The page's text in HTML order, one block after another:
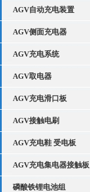
AGV自动充电装置
AGV侧面充电器
AGV充电系统
AGV取电器
AGV充电滑口板
AGV接触电刷
AGV充电鞋 受电板
AGV充电集电器接触板
磷酸铁锂电池组